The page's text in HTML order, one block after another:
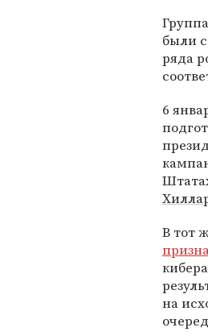
были
ряда
6
В тот
на